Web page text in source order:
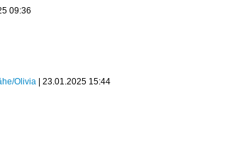
09:36
Olivia | 23.01.2025 15:44